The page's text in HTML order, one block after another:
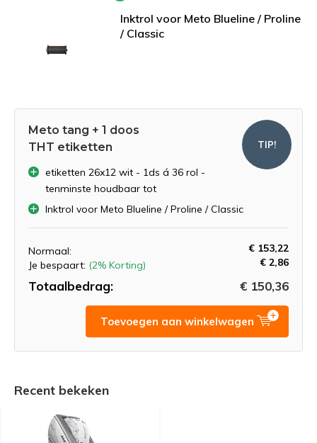
Inktrol voor Meto Blueline / Proline
/ Classic
Meto tang + 1 doos
THT etiketten
etiketten 26x12 wit - 1ds á 36 rol -
tenminste houdbaar tot
Inktrol voor Meto Blueline / Proline / Classic
Normaal:
€ 153,22
Je bespaart: (2% Korting) € 2,86
Totaalbedrag: € 150,36
TIP!
Toevoegen aan winkelwagen
Recent bekeken